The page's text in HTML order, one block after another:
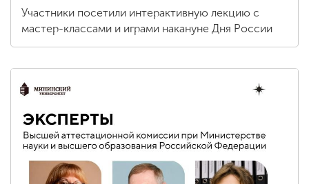
Участники посетили интерактивную лекцию с
мастер-классами и играми накануне Дня России